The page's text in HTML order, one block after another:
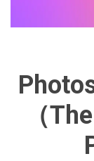
（